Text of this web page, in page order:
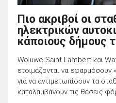
Πιο ακριβοί οι
ηλεκτρικών
κάποιους δήμους
Woluwe-Saint-Lambert και
ετοιμάζονται να εφαρμόσουν
για να αντιμετωπίσουν τα
καταλαμβάνουν τις θέσεις